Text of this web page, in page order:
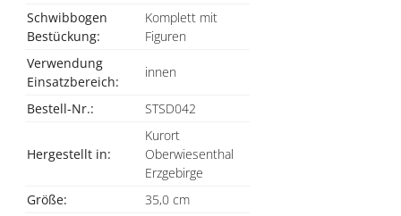
Schwibbogen
Bestückung:
Komplett mit
Figuren
Verwendung
Einsatzbereich:
innen
Bestell-Nr.: STSD042
Hergestellt in:
Kurort
Oberwiesenthal
Erzgebirge
Größe:
35,0 cm